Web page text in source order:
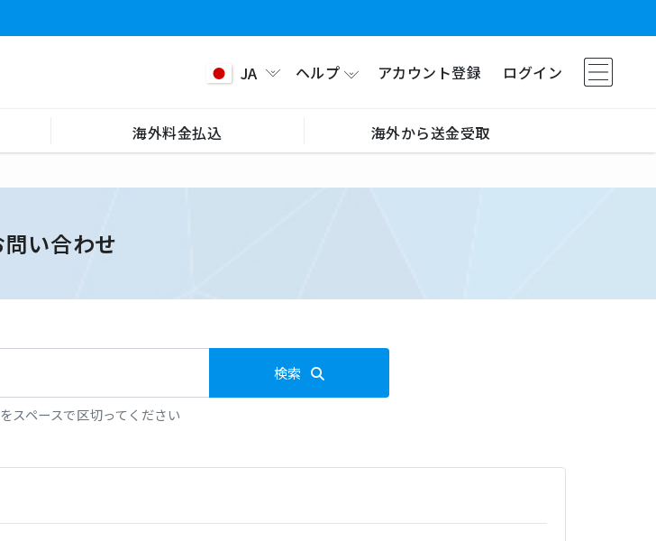
JA ヘルプ アカウント登録 ログイン
海外料金払込 海外から送金受取
問い合わせ
検索
スペースで区切ってください